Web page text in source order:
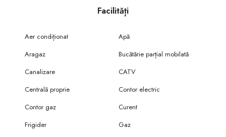
Facilități
Aer condiționat
Apă
Aragaz
Bucătărie parțial mobilată
Canalizare
CATV
Centrală proprie
Contor electric
Contor gaz
Curent
Frigider
Gaz